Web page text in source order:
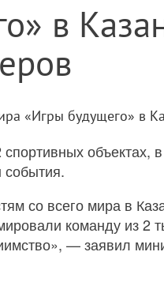
в
«Игры будущего» в
объектах,
события.
со всего мира в
команду из 2
— заявил